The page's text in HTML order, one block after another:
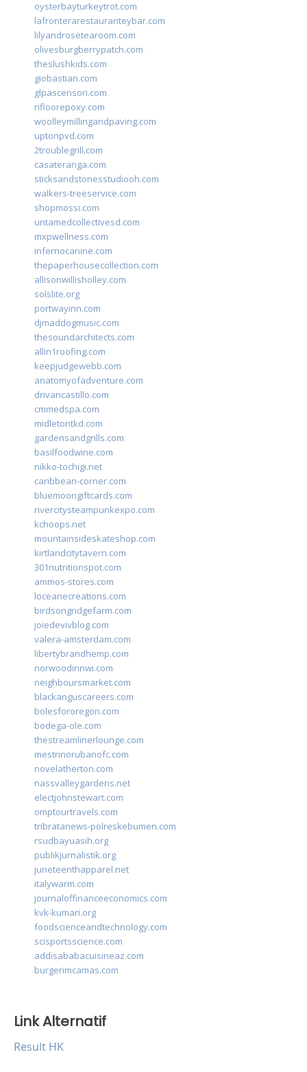
oysterbayturkeytrot.com
lafronterarestauranteybar.com
lilyandrosetearoom.com
olivesburgberrypatch.com
theslushkids.com
giobastian.com
glpascensori.com
rifloorepoxy.com
woolleymillingandpaving.com
uptonpvd.com
2troublegrill.com
casateranga.com
sticksandstonesstudiooh.com
walkers-treeservice.com
shopmossi.com
untamedcollectivesd.com
mxpwellness.com
infernocanine.com
thepaperhousecollection.com
allisonwillisholley.com
solslite.org
portwayinn.com
djmaddogmusic.com
thesoundarchitects.com
allin1roofing.com
keepjudgewebb.com
anatomyofadventure.com
drivancastillo.com
cmmedspa.com
midletontkd.com
gardensandgrills.com
basilfoodwine.com
nikko-tochigi.net
caribbean-corner.com
bluemoongiftcards.com
rivercitysteampunkexpo.com
kchoops.net
mountainsideskateshop.com
kirtlandcitytavern.com
301nutritionspot.com
ammos-stores.com
loceanecreations.com
birdsongridgefarm.com
joiedevivblog.com
valera-amsterdam.com
libertybrandhemp.com
norwoodinnwi.com
neighboursmarket.com
blackanguscareers.com
bolesfororegon.com
bodega-ole.com
thestreamlinerlounge.com
mestrinorubanofc.com
novelatherton.com
nassvalleygardens.net
electjohnstewart.com
omptourtravels.com
tribratanews-polreskebumen.com
rsudbayuasih.org
publikjurnalistik.org
juneteenthapparel.net
italywarm.com
journaloffinanceeconomics.com
kvk-kumari.org
foodscienceandtechnology.com
scisportsscience.com
addisababacuisineaz.com
burgerimcamas.com
Link Alternatif
Result HK